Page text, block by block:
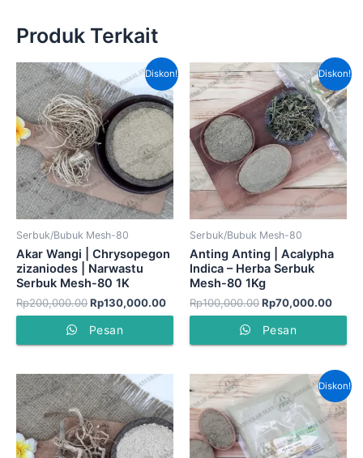
Produk Terkait
Diskon!
Serbuk/Bubuk Mesh-80
Akar Wangi | Chrysopegon
zizaniodes | Narwastu
Serbuk Mesh-80 1K
Rp200,000.00
Harga
aslinya
adalah:
Rp200,000.00.
Rp130,000.00
Harga
saat
ini
adalah:
Rp130,000.00.
Pesan
Diskon!
Serbuk/Bubuk Mesh-80
Anting Anting | Acalypha
Indica – Herba Serbuk
Mesh-80 1Kg
Rp100,000.00
Harga
aslinya
adalah:
Rp100,000.00.
Rp70,000.00
Harga
saat
ini
Pesan
Diskon!
Harga
aslinya
adalah:
Rp100,000.00.
Harga
saat
ini